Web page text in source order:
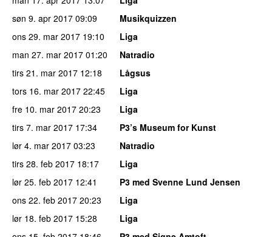
søn 9. apr 2017 09:09
Musikquizzen
ons 29. mar 2017 19:10
Liga
man 27. mar 2017 01:20
Natradio
tirs 21. mar 2017 12:18
Lågsus
tors 16. mar 2017 22:45
Liga
fre 10. mar 2017 20:23
Liga
tirs 7. mar 2017 17:34
P3’s Museum for Kunst
lør 4. mar 2017 03:23
Natradio
tirs 28. feb 2017 18:17
Liga
lør 25. feb 2017 12:41
P3 med Svenne Lund Jensen
ons 22. feb 2017 20:23
Liga
lør 18. feb 2017 15:28
Liga